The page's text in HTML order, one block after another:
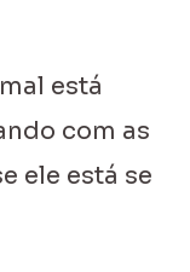
está
com as
ele está se